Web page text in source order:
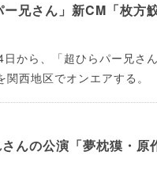
兄さん」新CM「枚方
から、「超ひらパー兄さ
西地区でオンエアする。
んの公演「夢枕獏・原